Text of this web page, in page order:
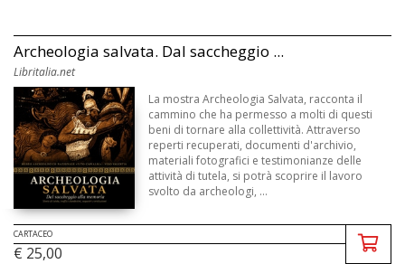
Archeologia salvata. Dal saccheggio ...
Libritalia.net
La mostra Archeologia Salvata, racconta il
cammino che ha permesso a molti di questi
beni di tornare alla collettività. Attraverso
reperti recuperati, documenti d'archivio,
materiali fotografici e testimonianze delle
attività di tutela, si potrà scoprire il lavoro
svolto da archeologi, ...
CARTACEO
€ 25,00